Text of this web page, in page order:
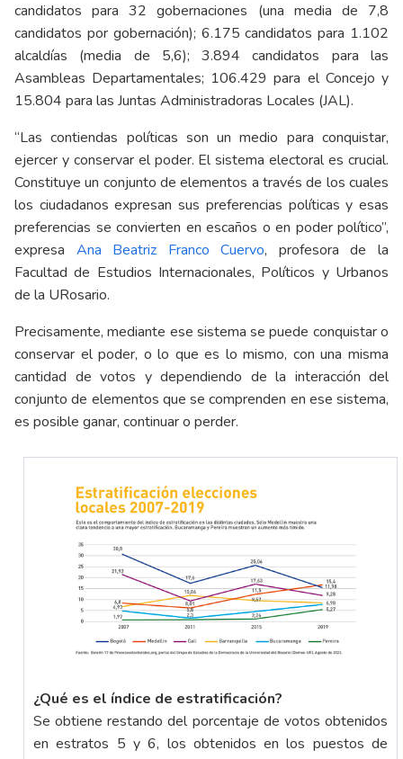
candidatos para 32 gobernaciones (una media de 7,8
candidatos por gobernación); 6.175 candidatos para 1.102
alcaldías (media de 5,6); 3.894 candidatos para las
Asambleas Departamentales; 106.429 para el Concejo y
15.804 para las Juntas Administradoras Locales (JAL).
“Las contiendas políticas son un medio para conquistar,
ejercer y conservar el poder. El sistema electoral es crucial.
Constituye un conjunto de elementos a través de los cuales
los ciudadanos expresan sus preferencias políticas y esas
preferencias se convierten en escaños o en poder político”,
expresa Ana Beatriz Franco Cuervo, profesora de la
Facultad de Estudios Internacionales, Políticos y Urbanos
de la URosario.
Precisamente, mediante ese sistema se puede conquistar o
conservar el poder, o lo que es lo mismo, con una misma
cantidad de votos y dependiendo de la interacción del
conjunto de elementos que se comprenden en ese sistema,
es posible ganar, continuar o perder.
¿Qué es el índice de estratificación?
Se obtiene restando del porcentaje de votos obtenidos
en estratos 5 y 6, los obtenidos en los puestos de